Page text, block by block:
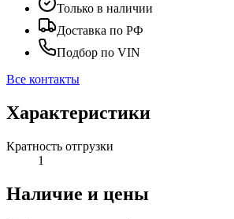
Только в наличии
Доставка по РФ
Подбор по VIN
Все контакты
Характеристики
Кратность отгрузки
1
Наличие и цены